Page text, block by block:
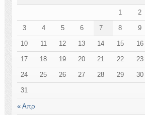
« Απρ
1 2
3 4 5 6 7 8 9
10 11 12 13 14 15 16
17 18 19 20 21 22 23
24 25 26 27 28 29 30
31